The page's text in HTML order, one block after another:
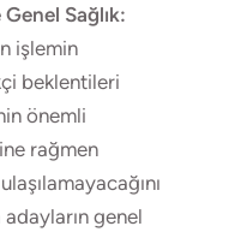
Sağlık:
işlemin
beklentileri
önemli
rağmen
genel